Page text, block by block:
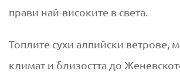
прави най-високите в света.
Топлите сухи алпийски ветрове,
климат и близостта до